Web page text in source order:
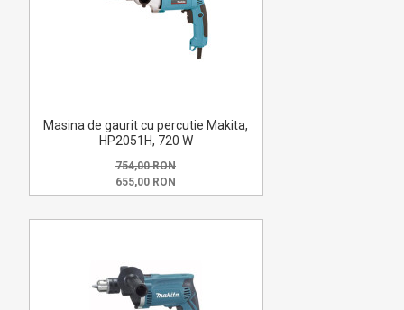
Masina de gaurit cu percutie Makita,
HP2051H, 720 W
754,00 RON
655,00 RON